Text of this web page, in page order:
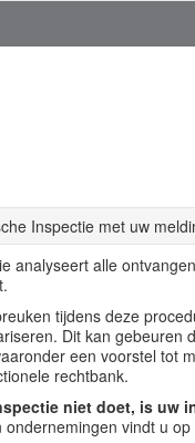
Inspectie met uw
analyseert alle
tijdens deze
Dit kan gebeuren
een voorstel tot
rechtbank.
niet doet, is uw
vindt u op